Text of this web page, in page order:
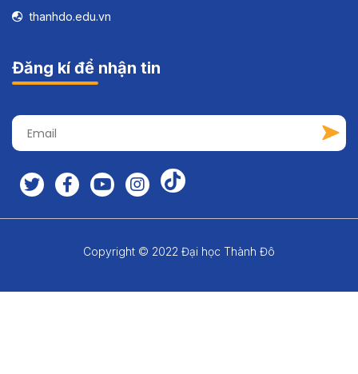
thanhdo.edu.vn
Đăng kí để nhận tin
Copyright © 2022 Đại học Thành Đô